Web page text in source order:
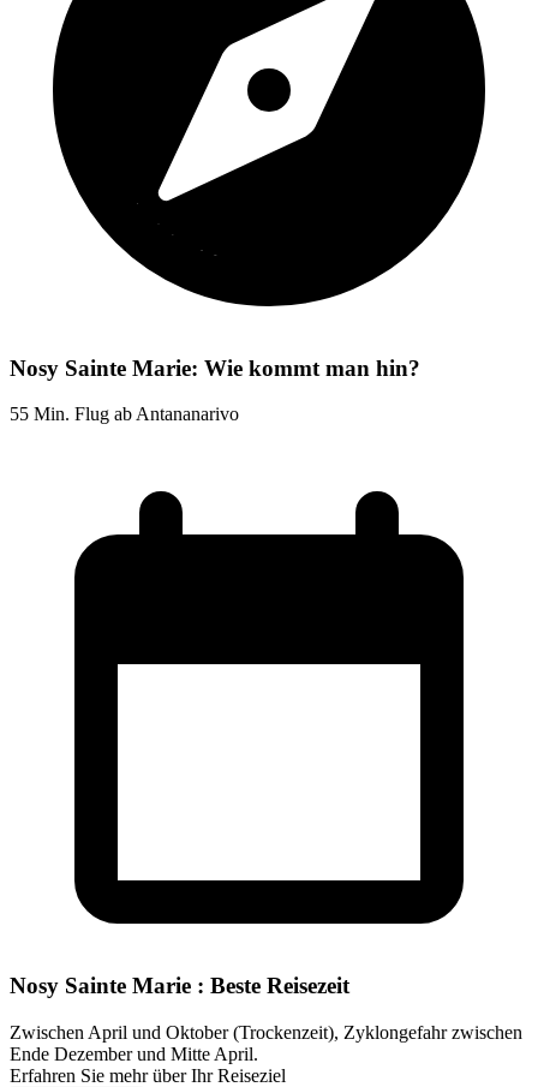
Nosy Sainte Marie: Wie kommt man hin?
55 Min. Flug ab Antananarivo
Nosy Sainte Marie : Beste Reisezeit
Zwischen April und Oktober (Trockenzeit), Zyklongefahr zwischen
Ende Dezember und Mitte April.
Erfahren Sie mehr über Ihr Reiseziel